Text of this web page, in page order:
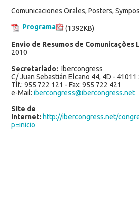
Comunicaciones Orales, Posters,
Programa
(1392KB)
Envio de Resumos de Comunicações
2010
Secretariado: Ibercongress
C/ Juan Sebastián Elcano 44, 4D - 41011
Tlf.: 955 722 121 - Fax: 955 722 421
e-Mail: ibercongress@ibercongress.net
Site de
Internet: http://ibercongress.net/
p=inicio